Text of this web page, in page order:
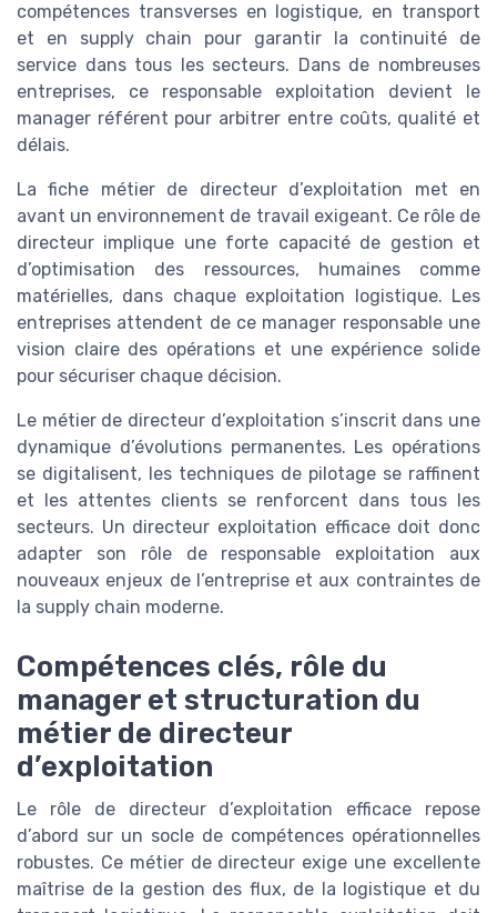
compétences transverses en logistique, en transport
et en supply chain pour garantir la continuité de
service dans tous les secteurs. Dans de nombreuses
entreprises, ce responsable exploitation devient le
manager référent pour arbitrer entre coûts, qualité et
délais.
La fiche métier de directeur d’exploitation met en
avant un environnement de travail exigeant. Ce rôle de
directeur implique une forte capacité de gestion et
d’optimisation des ressources, humaines comme
matérielles, dans chaque exploitation logistique. Les
entreprises attendent de ce manager responsable une
vision claire des opérations et une expérience solide
pour sécuriser chaque décision.
Le métier de directeur d’exploitation s’inscrit dans une
dynamique d’évolutions permanentes. Les opérations
se digitalisent, les techniques de pilotage se raffinent
et les attentes clients se renforcent dans tous les
secteurs. Un directeur exploitation efficace doit donc
adapter son rôle de responsable exploitation aux
nouveaux enjeux de l’entreprise et aux contraintes de
la supply chain moderne.
Compétences clés, rôle du
manager et structuration du
métier de directeur
d’exploitation
Le rôle de directeur d’exploitation efficace repose
d’abord sur un socle de compétences opérationnelles
robustes. Ce métier de directeur exige une excellente
maîtrise de la gestion des flux, de la logistique et du